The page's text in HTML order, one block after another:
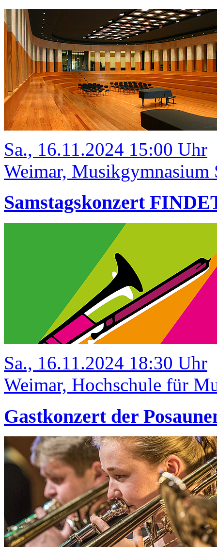
Sa., 16.11.2024 15:00 Uhr
Weimar, Musikgymnasium
Samstagskonzert
Sa., 16.11.2024 18:30 Uhr
Weimar, Hochschule für
Gastkonzert der